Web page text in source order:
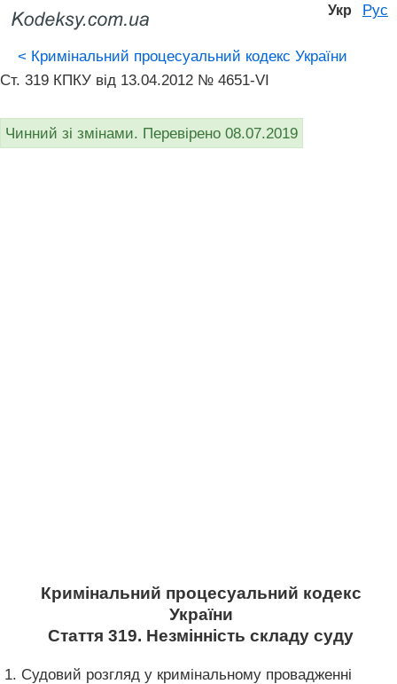
Укр Рус
< Кримінальний процесуальний кодекс України
Ст. 319 КПКУ від 13.04.2012 № 4651-VI
Чинний зі змінами. Перевірено 08.07.2019
Кримінальний процесуальний кодекс
України
Стаття 319. Незмінність складу суду
1. Судовий розгляд у кримінальному провадженні